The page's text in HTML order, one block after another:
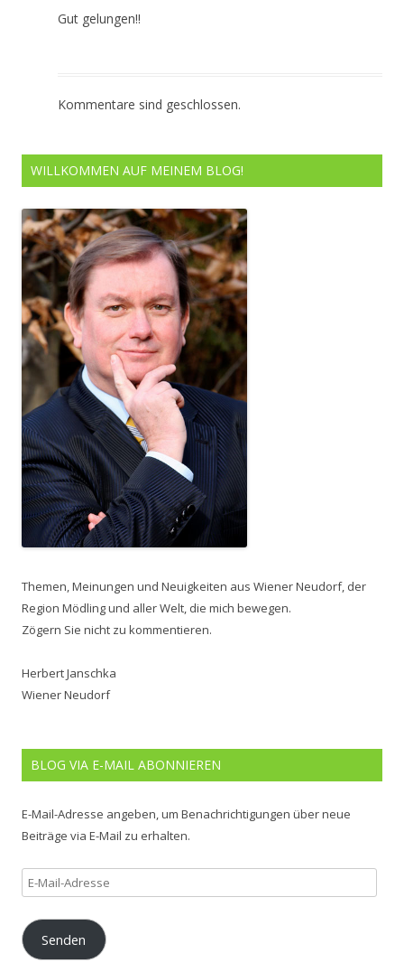
Gut gelungen!!
Kommentare sind geschlossen.
WILLKOMMEN AUF MEINEM BLOG!
Themen, Meinungen und Neuigkeiten aus Wiener Neudorf, der
Region Mödling und aller Welt, die mich bewegen.
Zögern Sie nicht zu kommentieren.
Herbert Janschka
Wiener Neudorf
BLOG VIA E-MAIL ABONNIEREN
E-Mail-Adresse angeben, um Benachrichtigungen über neue
Beiträge via E-Mail zu erhalten.
E-
Mail-
Adresse
Senden